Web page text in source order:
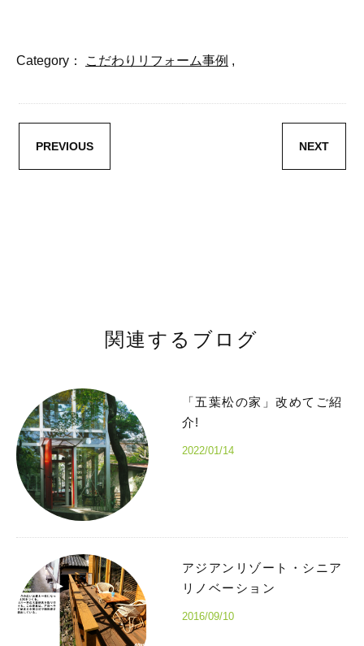
Category： こだわりリフォーム事例 ,
PREVIOUS NEXT
関連するブログ
「五葉松の家」改めてご紹
介!
2022/01/14
アジアンリゾート・シニア
リノベーション
2016/09/10